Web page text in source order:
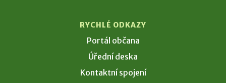
RYCHLÉ ODKAZY
Portál občana
Úřední deska
Kontaktní spojení